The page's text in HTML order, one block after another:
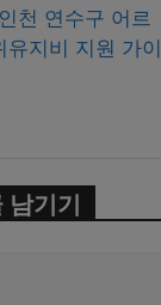
천 연수구 어르
유지비 지원 가이
남기기